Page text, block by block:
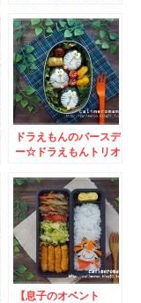
ドラえもんのバースデ
ー☆ドラえもんトリオ
【息子のオベント